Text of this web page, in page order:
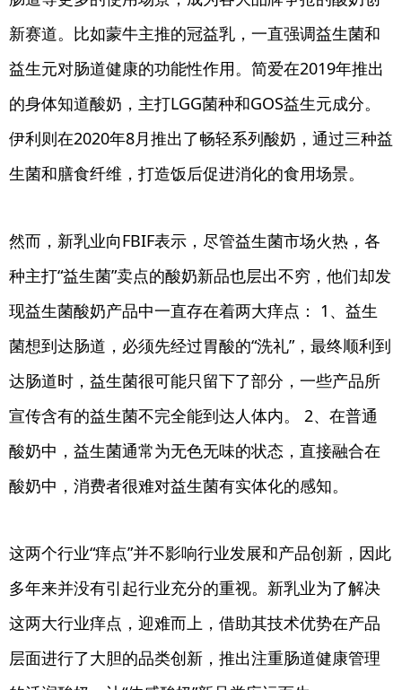
新赛道。比如蒙牛主推的冠益乳，一直强调益生菌和
益生元对肠道健康的功能性作用。简爱在2019年推出
的身体知道酸奶，主打LGG菌种和GOS益生元成分。
伊利则在2020年8月推出了畅轻系列酸奶，通过三种益
生菌和膳食纤维，打造饭后促进消化的食用场景。
然而，新乳业向FBIF表示，尽管益生菌市场火热，各
种主打“益生菌”卖点的酸奶新品也层出不穷，他们却发
现益生菌酸奶产品中一直存在着两大痒点： 1、益生
菌想到达肠道，必须先经过胃酸的“洗礼”，最终顺利到
达肠道时，益生菌很可能只留下了部分，一些产品所
宣传含有的益生菌不完全能到达人体内。 2、在普通
酸奶中，益生菌通常为无色无味的状态，直接融合在
酸奶中，消费者很难对益生菌有实体化的感知。
这两个行业“痒点”并不影响行业发展和产品创新，因此
多年来并没有引起行业充分的重视。新乳业为了解决
这两大行业痒点，迎难而上，借助其技术优势在产品
层面进行了大胆的品类创新，推出注重肠道健康管理